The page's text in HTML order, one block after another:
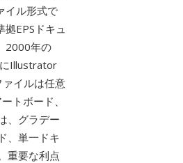
イル形式で
EPSドキュ
2000年の
Illustrator
イルは任意
トボード、
、グラデー
、単一ドキ
重要な利点